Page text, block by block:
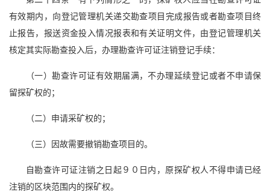
有效期内，向登记管理机关递交勘查项目完成报告或者勘查项目终
止报告，报送资金投入情况报表和有关证明文件，由登记管理机关
核定其实际勘查投入后，办理勘查许可证注销登记手续：
（一）勘查许可证有效期届满，不办理延续登记或者不申请保
留探矿权的；
（二）申请采矿权的；
（三）因故需要撤销勘查项目的。
自勘查许可证注销之日起９０日内，原探矿权人不得申请已经
注销的区块范围内的探矿权。